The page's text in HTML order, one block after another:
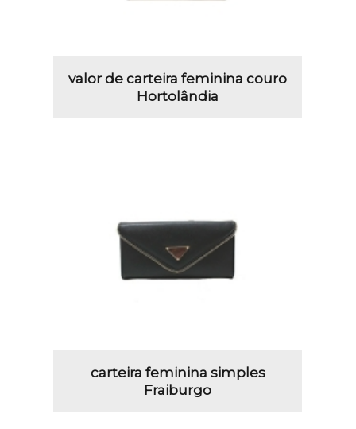
valor de carteira feminina couro
Hortolândia
carteira feminina simples
Fraiburgo